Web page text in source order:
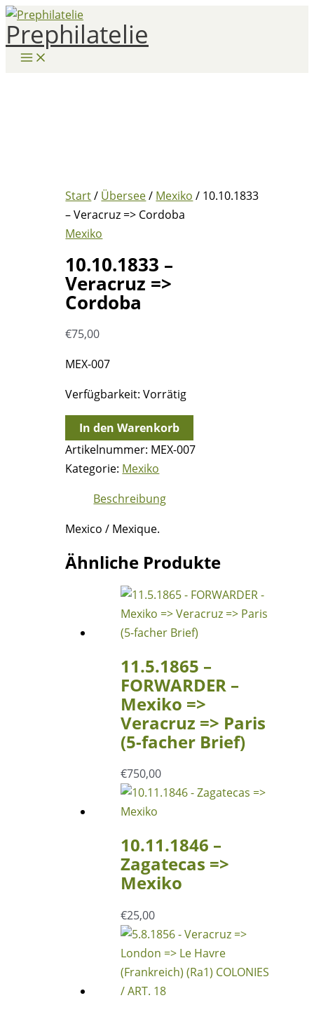
Zum
Inhalt
springen
Prephilatelie
Start/ Übersee/ Mexiko / 10.10.1833
– Veracruz => Cordoba
Mexiko
10.10.1833 –
Veracruz =>
Cordoba
€75,00
MEX-007
Verfügbarkeit: Vorrätig
10.10.1833
-
Veracruz
Cordoba
In den Warenkorb
Artikelnummer: MEX-007
Kategorie: Mexiko
Beschreibung
Mexico / Mexique.
Ähnliche Produkte
11.5.1865 –
FORWARDER –
Mexiko =>
Veracruz => Paris
(5-facher Brief)
€750,00
10.11.1846 –
Zagatecas =>
Mexiko
€25,00